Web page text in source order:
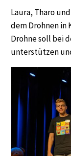
Laura, Tharo
dem Drohnen in
Drohne soll bei
unterstützen